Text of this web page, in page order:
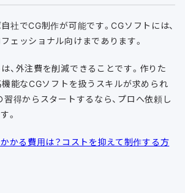
社でCG制作が可能です。CGソフトには、
ェッショナル向けまであります。
、外注費を削減できることです。作りた
機能なCGソフトを扱うスキルが求められ
習得からスタートするなら、プロへ依頼し
。
かる費用は？コストを抑えて制作する方